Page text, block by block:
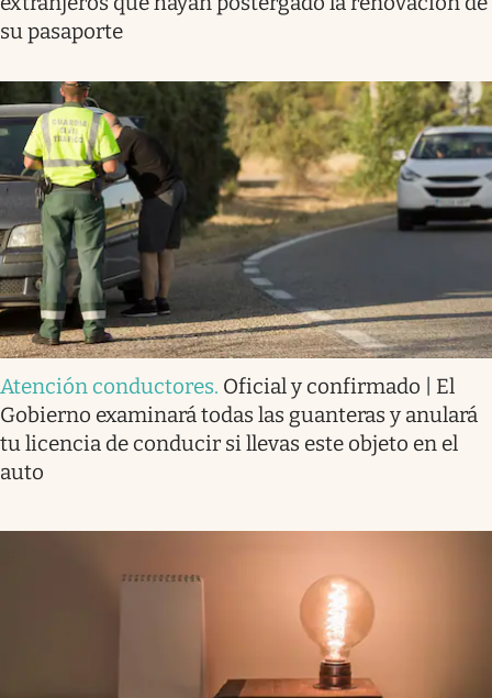
su pasaporte
Atención conductores. Oficial y confirmado | El
Gobierno examinará todas las guanteras y anulará
tu licencia de conducir si llevas este objeto en el
auto